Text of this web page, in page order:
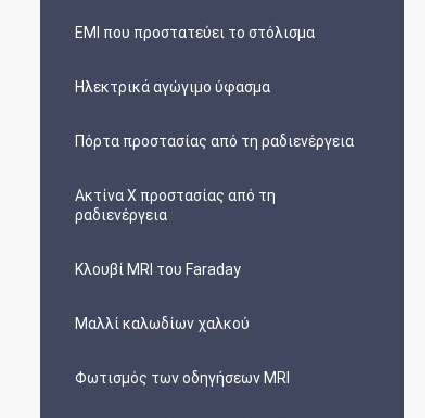
EMI που προστατεύει το στόλισμα
Ηλεκτρικά αγώγιμο ύφασμα
Πόρτα προστασίας από τη ραδιενέργεια
Ακτίνα X προστασίας από τη
ραδιενέργεια
Κλουβί MRI του Faraday
Μαλλί καλωδίων χαλκού
Φωτισμός των οδηγήσεων MRI